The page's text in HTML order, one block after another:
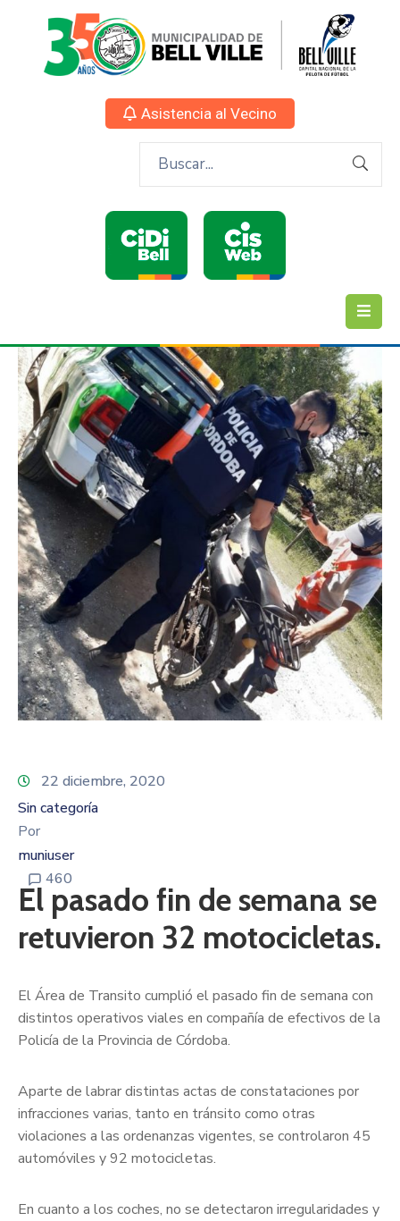
Asistencia al Vecino
22 diciembre, 2020
Sin categoría
Por
muniuser
460
El pasado fin de semana se
retuvieron 32 motocicletas.
El Área de Transito cumplió el pasado fin de semana con
distintos operativos viales en compañía de efectivos de la
Policía de la Provincia de Córdoba.
Aparte de labrar distintas actas de constataciones por
infracciones varias, tanto en tránsito como otras
violaciones a las ordenanzas vigentes, se controlaron 45
automóviles y 92 motocicletas.
En cuanto a los coches, no se detectaron irregularidades y